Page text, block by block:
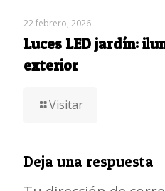
22 febrero, 2026
Luces LED jardín:
exterior
Visitar
Deja una respuesta